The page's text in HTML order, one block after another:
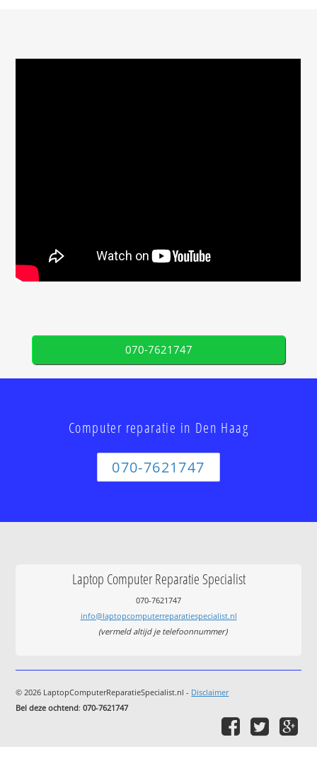
070-7621747
Computer reparatie in Den Haag
070-7621747
Laptop Computer Reparatie Specialist
070-7621747
info@laptopcomputerreparatiespecialist.nl
(vermeld altijd je telefoonnummer)
© 2026 LaptopComputerReparatieSpecialist.nl - Disclaimer
Bel deze ochtend:070-7621747